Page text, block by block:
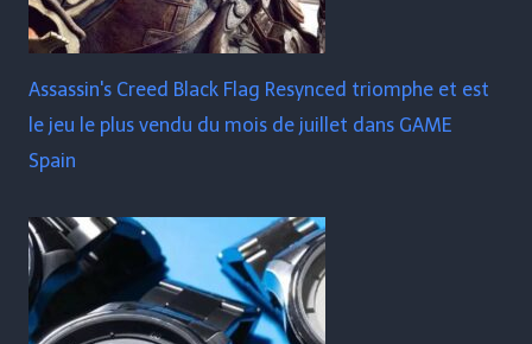
Assassin's Creed Black Flag Resynced triomphe et est
le jeu le plus vendu du mois de juillet dans GAME
Spain